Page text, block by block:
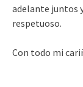
adelante juntos
respetuoso.
Con todo mi